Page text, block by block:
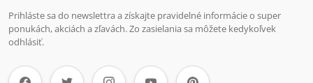
Prihláste sa do newslettra a získajte pravidelné informácie o super
ponukách, akciách a zľavách. Zo zasielania sa môžete kedykoľvek
odhlásiť.